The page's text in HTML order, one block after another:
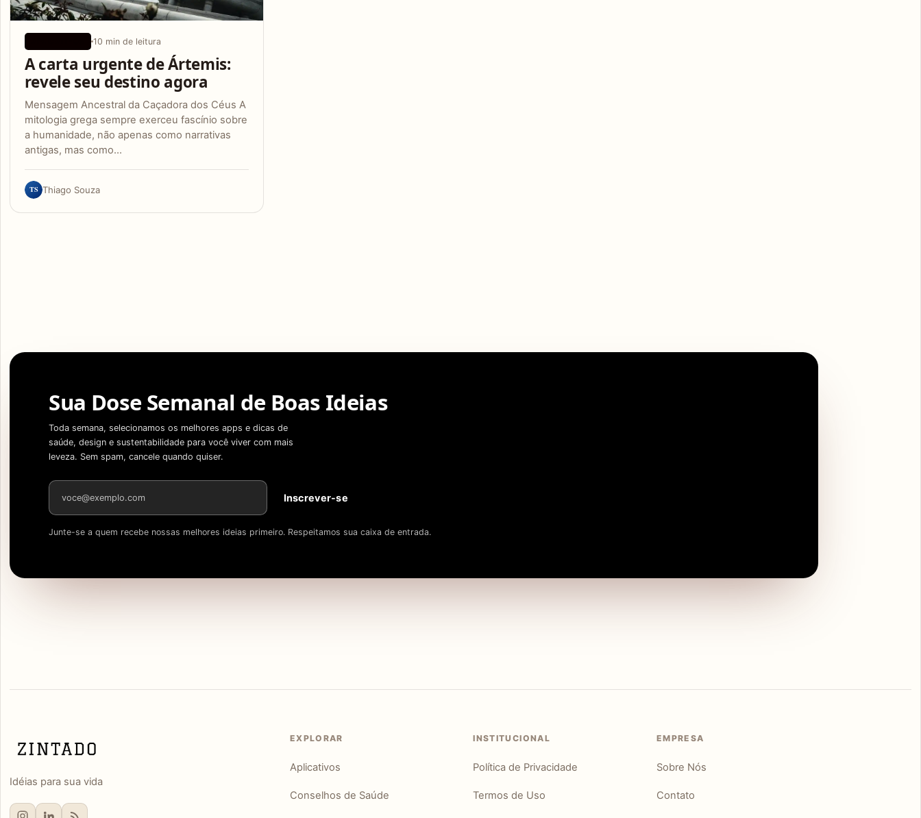
10 min de leitura
A carta urgente de Ártemis:
revele seu destino agora
Mensagem Ancestral da Caçadora dos Céus A
mitologia grega sempre exerceu fascínio sobre
a humanidade, não apenas como narrativas
antigas, mas como…
TS Thiago Souza
Sua Dose Semanal de Boas Ideias
Toda semana, selecionamos os melhores apps e dicas de
saúde, design e sustentabilidade para você viver com mais
leveza. Sem spam, cancele quando quiser.
Endereço de e-mail
Inscrever-se
Junte-se a quem recebe nossas melhores ideias primeiro. Respeitamos sua caixa de entrada.
Idéias para sua vida
EXPLORAR
Aplicativos
Conselhos de Saúde
INSTITUCIONAL
Política de Privacidade
Termos de Uso
EMPRESA
Sobre Nós
Contato